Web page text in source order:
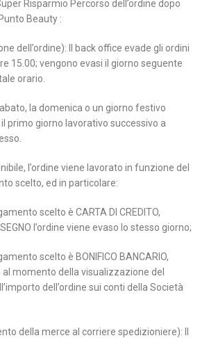
Risparmio Percorso dell’ordine dopo
Beauty :
dell’ordine): Il back office evade gli ordini
15.00; vengono evasi il giorno seguente
orario.
la domenica o un giorno festivo
primo giorno lavorativo successivo a
l’ordine viene lavorato in funzione del
scelto, ed in particolare:
scelto è CARTA DI CREDITO,
l’ordine viene evaso lo stesso giorno;
scelto è BONIFICO BANCARIO,
al momento della visualizzazione del
dell’ordine sui conti della Società
della merce al corriere spedizioniere): Il